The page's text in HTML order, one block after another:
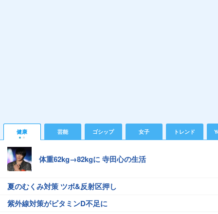
健康 芸能 ゴシップ 女子 トレンド
体重62kg→82kgに 寺田心の生活
夏のむくみ対策 ツボ&反射区押し
紫外線対策がビタミンD不足に